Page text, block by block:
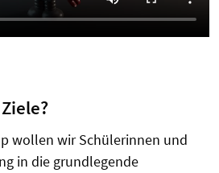
wollen wir Schülerinnen und
in die grundlegende